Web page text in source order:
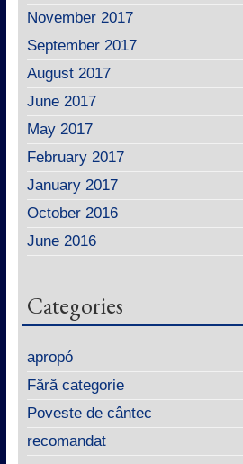
November 2017
September 2017
August 2017
June 2017
May 2017
February 2017
January 2017
October 2016
June 2016
Categories
apropó
Fără categorie
Poveste de cântec
recomandat